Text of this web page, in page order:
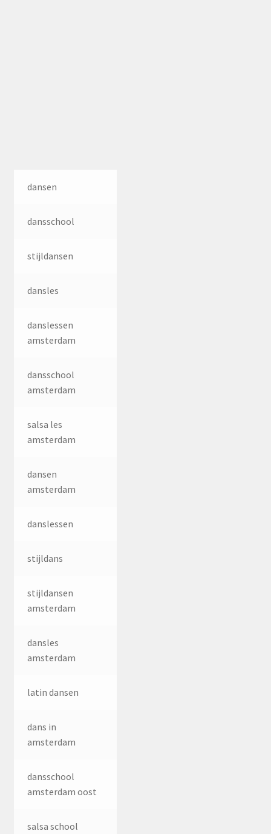
dansen
dansschool
stijldansen
dansles
danslessen
amsterdam
dansschool
amsterdam
salsa les
amsterdam
dansen
amsterdam
danslessen
stijldans
stijldansen
amsterdam
dansles
amsterdam
latin dansen
dans in
amsterdam
dansschool
amsterdam oost
salsa school